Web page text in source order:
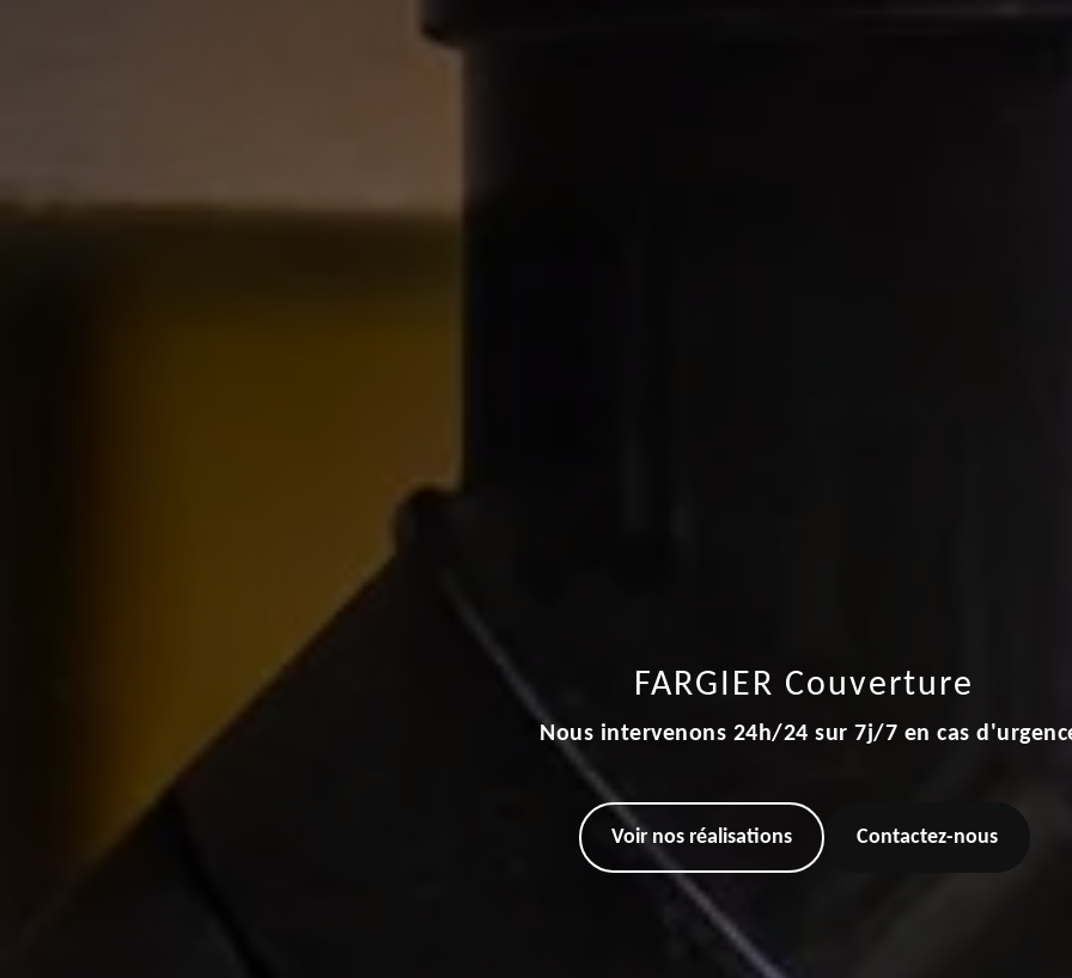
FARGIER Couverture
Nous intervenons 24h/24 sur 7j/7 en cas
Voir nos réalisations Contactez-nous